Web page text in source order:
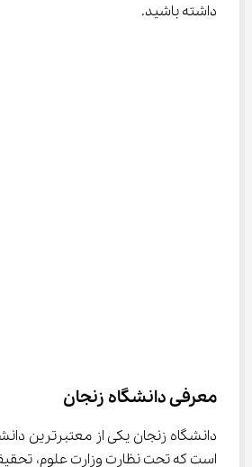
داشته باشید.
معرفی دانشگاه زنجان
است که تحت نظارت وزارت علوم،